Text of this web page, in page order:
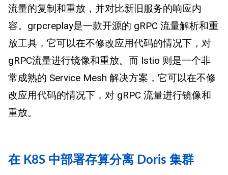
流量的复制和重放，并对比新旧服务的响应内
容。grpcreplay是一款开源的 gRPC 流量解析和重
放工具，它可以在不修改应用代码的情况下，对
gRPC流量进行镜像和重放。而 Istio 则是一个非
常成熟的 Service Mesh 解决方案，它可以在不修
改应用代码的情况下，对 gRPC 流量进行镜像和
重放。
在 K8S 中部署存算分离 Doris 集群